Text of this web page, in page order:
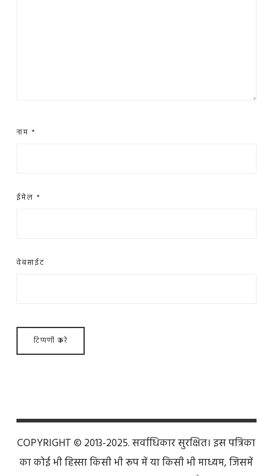
नाम *
ईमेल *
वेबसाईट
COPYRIGHT © 2013-2025. सर्वाधिकार सुरक्षित। इस पत्रिका
का कोई भी हिस्सा किसी भी रूप में या किसी भी माध्यम, जिसमें